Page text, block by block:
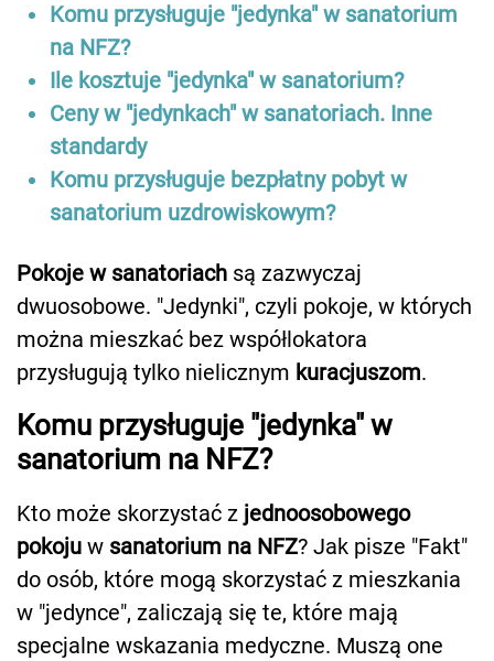
Komu przysługuje "jedynka" w sanatorium
na NFZ?
Ile kosztuje "jedynka" w sanatorium?
Ceny w "jedynkach" w sanatoriach. Inne
standardy
Komu przysługuje bezpłatny pobyt w
sanatorium uzdrowiskowym?
Pokoje w sanatoriach są zazwyczaj
dwuosobowe. "Jedynki", czyli pokoje, w których
można mieszkać bez współlokatora
przysługują tylko nielicznym kuracjuszom.
Komu przysługuje "jedynka" w
sanatorium na NFZ?
Kto może skorzystać z jednoosobowego
pokoju w sanatorium na NFZ? Jak pisze "Fakt"
do osób, które mogą skorzystać z mieszkania
w "jedynce", zaliczają się te, które mają
specjalne wskazania medyczne. Muszą one